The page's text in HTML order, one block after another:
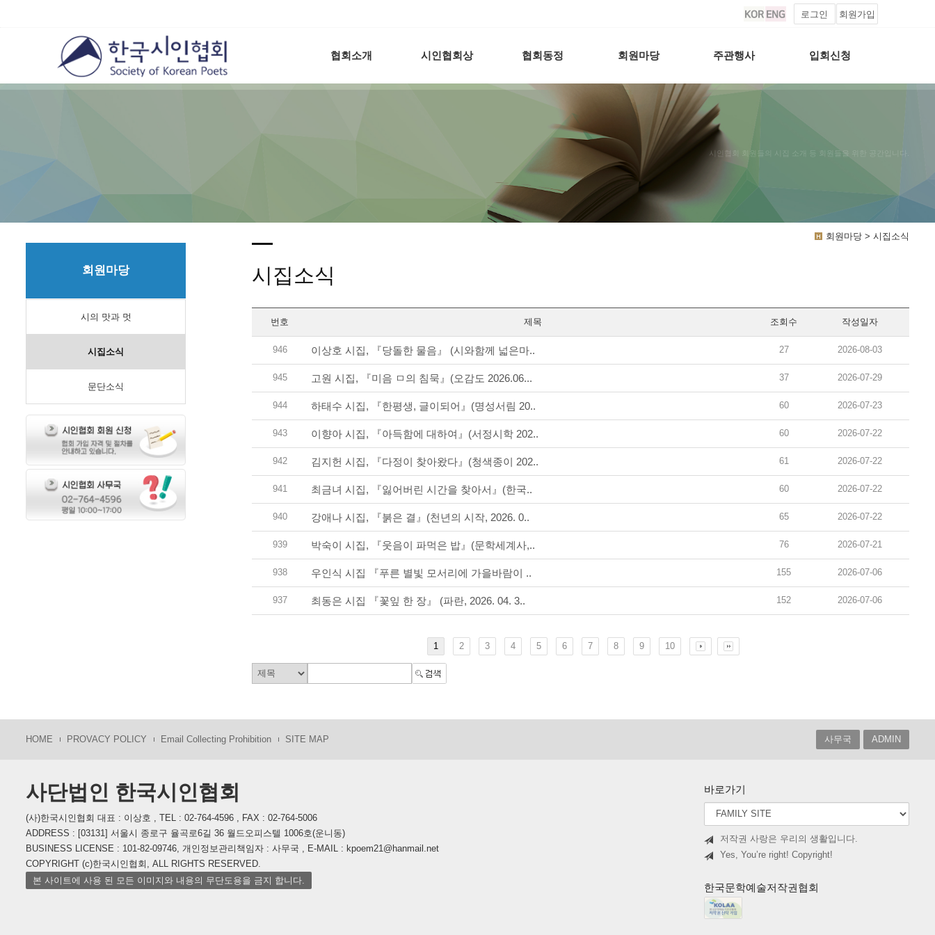
로그인 회원가입
협회소개 시인협회상 협회동정 회원마당 주관행사 입회신청
시인협회 회원들의 시집 소개 등 회원들을 위한 공간입니다.
회원마당 > 시집소식
회원마당
시의 맛과 멋
시집소식
문단소식
시집소식
번호 제목 조회수 작성일자
946 이상호 시집, 『당돌한 물음』 (시와함께 넓은마.. 27 2026-08-03
945 고원 시집, 『미음 ㅁ의 침묵』(오감도 2026.06... 37 2026-07-29
944 하태수 시집, 『한평생, 글이되어』(명성서림 20.. 60 2026-07-23
943 이향아 시집, 『아득함에 대하여』(서정시학 202.. 60 2026-07-22
942 김지헌 시집, 『다정이 찾아왔다』(청색종이 202.. 61 2026-07-22
941 최금녀 시집, 『잃어버린 시간을 찾아서』(한국.. 60 2026-07-22
940 강애나 시집, 『붉은 결』(천년의 시작, 2026. 0.. 65 2026-07-22
939 박숙이 시집, 『웃음이 파먹은 밥』(문학세계사,.. 76 2026-07-21
938 우인식 시집 『푸른 별빛 모서리에 가을바람이 .. 155 2026-07-06
937 최동은 시집 『꽃잎 한 장』 (파란, 2026. 04. 3.. 152 2026-07-06
1 2 3 4 5 6 7 8 9 10
HOME PROVACY POLICY Email Collecting Prohibition SITE MAP 사무국 ADMIN
사단법인 한국시인협회
(사)한국시인협회 대표 : 이상호 , TEL : 02-764-4596 , FAX : 02-764-5006
ADDRESS : [03131] 서울시 종로구 율곡로6길 36 월드오피스텔 1006호(운니동)
BUSINESS LICENSE : 101-82-09746, 개인정보관리책임자 : 사무국 , E-MAIL : kpoem21@hanmail.net
COPYRIGHT (c)한국시인협회, ALL RIGHTS RESERVED.
본 사이트에 사용 된 모든 이미지와 내용의 무단도용을 금지 합니다.
바로가기
저작권 사랑은 우리의 생활입니다.
Yes, You’re right! Copyright!
한국문학예술저작권협회